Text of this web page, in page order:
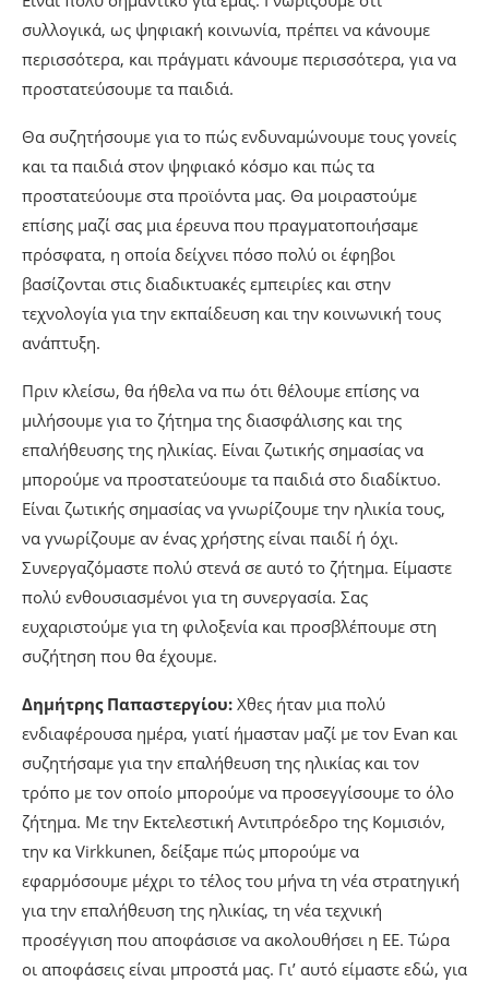
συλλογικά, ως ψηφιακή κοινωνία, πρέπει να κάνουμε
περισσότερα, και πράγματι κάνουμε περισσότερα, για να
προστατεύσουμε τα παιδιά.
Θα συζητήσουμε για το πώς ενδυναμώνουμε τους γονείς
και τα παιδιά στον ψηφιακό κόσμο και πώς τα
προστατεύουμε στα προϊόντα μας. Θα μοιραστούμε
επίσης μαζί σας μια έρευνα που πραγματοποιήσαμε
πρόσφατα, η οποία δείχνει πόσο πολύ οι έφηβοι
βασίζονται στις διαδικτυακές εμπειρίες και στην
τεχνολογία για την εκπαίδευση και την κοινωνική τους
ανάπτυξη.
Πριν κλείσω, θα ήθελα να πω ότι θέλουμε επίσης να
μιλήσουμε για το ζήτημα της διασφάλισης και της
επαλήθευσης της ηλικίας. Είναι ζωτικής σημασίας να
μπορούμε να προστατεύουμε τα παιδιά στο διαδίκτυο.
Είναι ζωτικής σημασίας να γνωρίζουμε την ηλικία τους,
να γνωρίζουμε αν ένας χρήστης είναι παιδί ή όχι.
Συνεργαζόμαστε πολύ στενά σε αυτό το ζήτημα. Είμαστε
πολύ ενθουσιασμένοι για τη συνεργασία. Σας
ευχαριστούμε για τη φιλοξενία και προσβλέπουμε στη
συζήτηση που θα έχουμε.
Δημήτρης Παπαστεργίου: Χθες ήταν μια πολύ
ενδιαφέρουσα ημέρα, γιατί ήμασταν μαζί με τον Evan και
συζητήσαμε για την επαλήθευση της ηλικίας και τον
τρόπο με τον οποίο μπορούμε να προσεγγίσουμε το όλο
ζήτημα. Με την Εκτελεστική Αντιπρόεδρο της Κομισιόν,
την κα Virkkunen, δείξαμε πώς μπορούμε να
εφαρμόσουμε μέχρι το τέλος του μήνα τη νέα στρατηγική
για την επαλήθευση της ηλικίας, τη νέα τεχνική
προσέγγιση που αποφάσισε να ακολουθήσει η ΕΕ. Τώρα
οι αποφάσεις είναι μπροστά μας. Γι’ αυτό είμαστε εδώ, για